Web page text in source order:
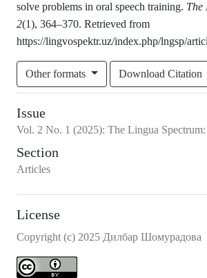
solve problems in oral speech training. The
2(1), 364–370. Retrieved from
https://lingvospektr.uz/index.php/lngsp/
Other formats Download Citation
Issue
Vol. 2 No. 1 (2025): The Lingua
Section
Articles
License
Copyright (c) 2025 Дилбар Шомурадова